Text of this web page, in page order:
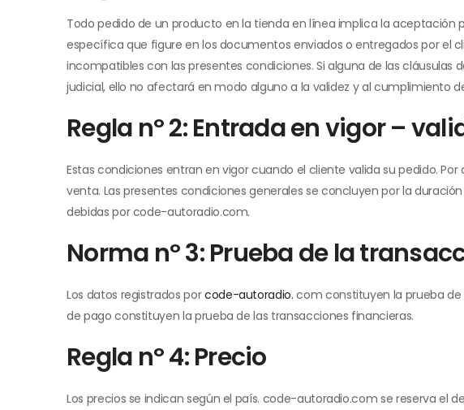
Todo pedido de un producto en la tienda en línea implica la aceptación
específica que figure en los documentos enviados o entregados por el
incompatibles con las presentes condiciones. Si alguna de las
judicial, ello no afectará en modo alguno a la validez y al cumplimiento
Regla nº 2: Entrada en vigor –
Estas condiciones entran en vigor cuando el cliente valida su pedido.
venta. Las presentes condiciones generales se concluyen por la
debidas por code-autoradio.com.
Norma nº 3: Prueba de la
Los datos registrados porcode-autoradio. com constituyen la prueba
de pago constituyen la prueba de las transacciones financieras.
Regla nº 4: Precio
Los precios se indican según el país. code-autoradio.com se reserva